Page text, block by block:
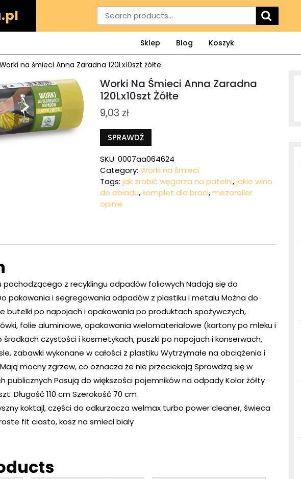
Search
for:
Sklep Blog Koszyk
na śmieci Anna Zaradna 120Lx10szt żółte
Worki Na Śmieci Anna Zaradna
120Lx10szt Żółte
9,03 zł
SPRAWDŹ
SKU:0007aa064624
Category:Worki na śmieci
Tags:jak zrobić węgorza na patelni,jakie wino
do obiadu,komplet dla braci,mezoroller
opinie
pochodzącego z recyklingu odpadów foliowych Nadają się do
pakowania i segregowania odpadów z plastiku i metalu Można do
butelki po napojach i opakowania po produktach spożywczych,
folie aluminiowe, opakowania wielomateriałowe (kartony po mleku i
czystości i kosmetykach, puszki po napojach i konserwach,
zabawki wykonane w całości z plastiku Wytrzymałe na obciążenia i
mocny zgrzew, co oznacza że nie przeciekają Sprawdzą się w
publicznych Pasują do większości pojemników na odpady Kolor żółty
Długość 110 cm Szerokość 70 cm
koktajl, części do odkurzacza welmax turbo power cleaner, świeca
fit ciasto, kosz na smieci bialy